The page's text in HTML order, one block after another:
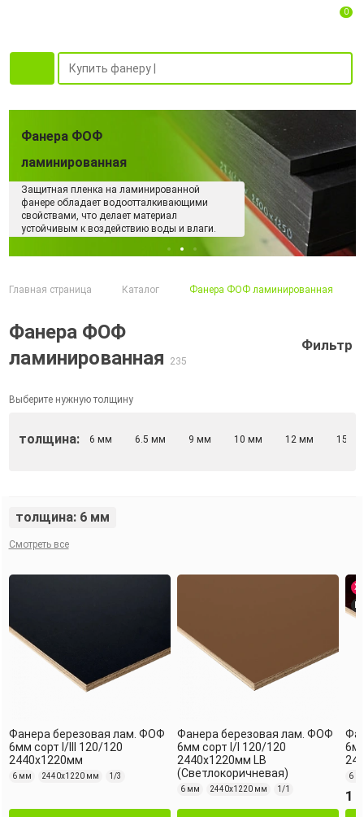
0
Фанера ФОФ
ламинированная
Ламинированная фанера может быть
выполнена в разных цветах и дизайнах, что
позволяет использовать ее в интерьерных
работах и при декорировании мебели.
Главная страница Каталог Фанера ФОФ ламинированная
Фанера ФОФ
ламинированная
235
Фильтр
Выберите нужную толщину
толщина: 6 мм 6.5 мм 9 мм 10 мм 12 мм 15 мм
толщина: 6 мм
Смотреть все
Фанера березовая лам. ФОФ
6мм сорт I/III 120/120
2440х1220мм
6 мм 2440х1220 мм 1/3
Фанера березовая лам. ФОФ
6мм сорт I/I 120/120
2440х1220мм LB
(Светлокоричневая)
6 мм 2440х1220 мм 1/1
6
1